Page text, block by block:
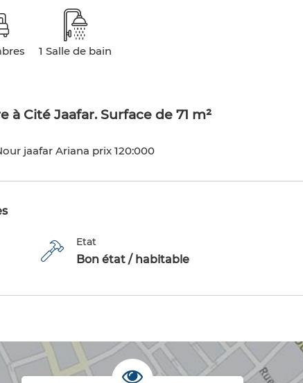
1 Salle de bain
Cité Jaafar. Surface de 71 m²
jaafar Ariana prix 120:000
Etat
Bon état / habitable